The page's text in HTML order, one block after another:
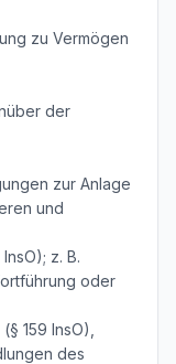
zu Vermögen
der
zur Anlage
und
z. B.
oder
159 InsO),
des